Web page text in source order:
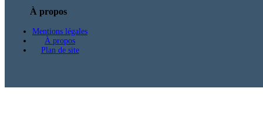
À propos
Mentions légales
À propos
Plan de site